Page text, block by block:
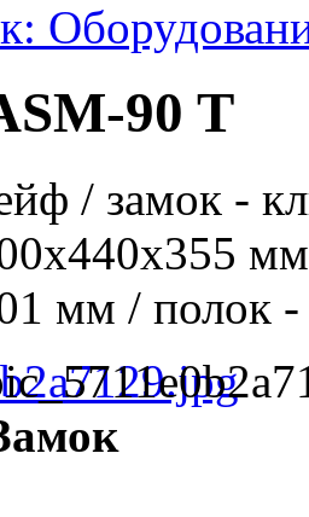
90 T
/ замок -
мм / полок -